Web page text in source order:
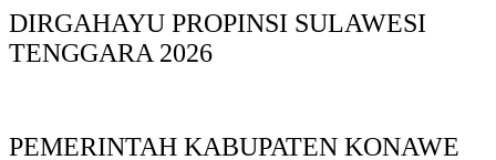
DIRGAHAYU PROPINSI SULAWESI
TENGGARA 2026
PEMERINTAH KABUPATEN KONAWE